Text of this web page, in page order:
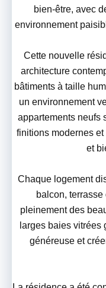
bien-être, avec
environnement
Cette nouvelle
architecture
bâtiments à taille
un environnement
appartements neufs
finitions modernes
et
Chaque logement
balcon,
pleinement des
larges baies
généreuse et